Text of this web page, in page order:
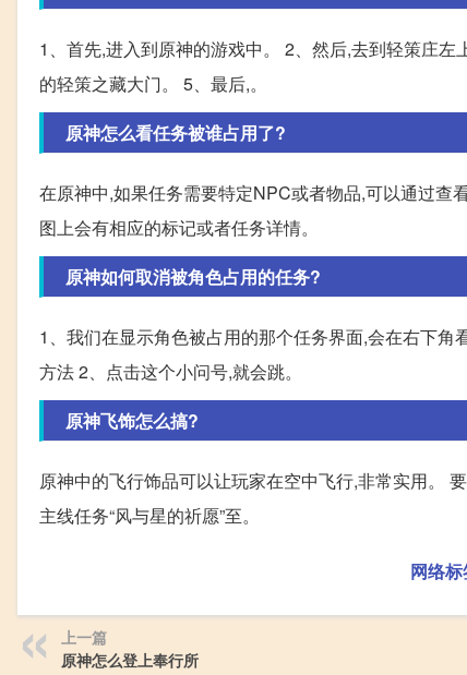
1、首先,进入到原神的游戏中。 2、然后,去到轻策庄
的轻策之藏大门。 5、最后,。
原神怎么看任务被谁占用了?
在原神中,如果任务需要特定NPC或者物品,可以通过
图上会有相应的标记或者任务详情。
原神如何取消被角色占用的任务?
1、我们在显示角色被占用的那个任务界面,会在右下
方法 2、点击这个小问号,就会跳。
原神飞饰怎么搞?
原神中的飞行饰品可以让玩家在空中飞行,非常实用。
主线任务“风与星的祈愿”至。
网络标
上一篇
原神怎么登上奉行所